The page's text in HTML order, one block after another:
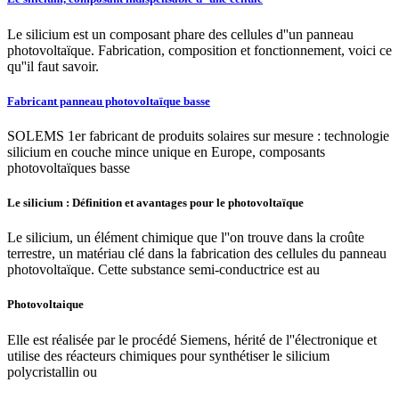
Le silicium est un composant phare des cellules d''un panneau
photovoltaïque. Fabrication, composition et fonctionnement, voici ce
qu''il faut savoir.
Fabricant panneau photovoltaïque basse
SOLEMS 1er fabricant de produits solaires sur mesure : technologie
silicium en couche mince unique en Europe, composants
photovoltaïques basse
Le silicium : Définition et avantages pour le photovoltaïque
Le silicium, un élément chimique que l''on trouve dans la croûte
terrestre, un matériau clé dans la fabrication des cellules du panneau
photovoltaïque. Cette substance semi-conductrice est au
Photovoltaique
Elle est réalisée par le procédé Siemens, hérité de l''électronique et
utilise des réacteurs chimiques pour synthétiser le silicium
polycristallin ou